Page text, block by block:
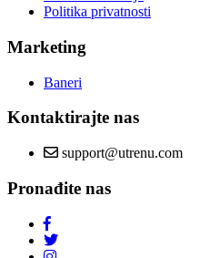
Politika privatnosti
Marketing
Baneri
Kontaktirajte nas
support@utrenu.com
Pronađite nas